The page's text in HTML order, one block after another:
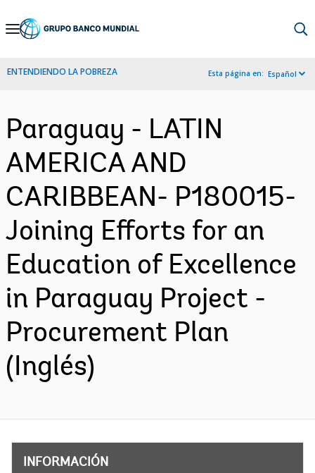
Skip
Navigation
ENTENDIENDO LA POBREZA Esta página en: Español
Paraguay - LATIN
AMERICA AND
CARIBBEAN- P180015-
Joining Efforts for an
Education of Excellence
in Paraguay Project -
Procurement Plan
(Inglés)
INFORMACIÓN